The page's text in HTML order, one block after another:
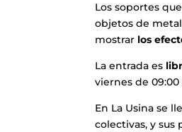
Los soportes
objetos de
mostrar los
La entrada es
viernes de 09:00
En La Usina se
colectivas, y sus